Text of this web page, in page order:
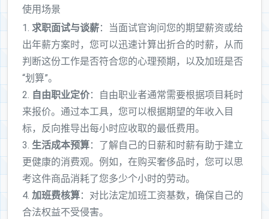
使用场景
1. 求职面试与谈薪：当面试官询问您的期望薪资或给
出年薪方案时，您可以迅速计算出折合的时薪，从而
判断这份工作是否符合您的心理预期，以及加班是否
“划算”。
2. 自由职业定价：自由职业者通常需要根据项目耗时
来报价。通过本工具，您可以根据期望的年收入目
标，反向推导出每小时应收取的最低费用。
3. 生活成本预算：了解自己的日薪和时薪有助于建立
更健康的消费观。例如，在购买奢侈品时，您可以思
考这件商品消耗了您多少个小时的劳动。
4. 加班费核算：对比法定加班工资基数，确保自己的
合法权益不受侵害。